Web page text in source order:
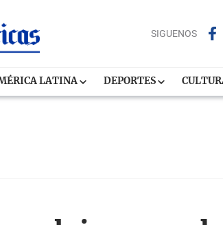
SIGUENOS
LATINA DEPORTES